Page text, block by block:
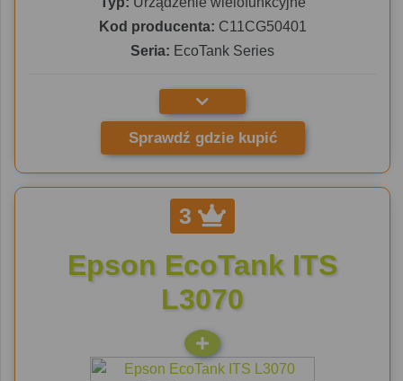
Kod producenta: C11CG50401
Seria: EcoTank Series
Sprawdź gdzie kupić
3
Epson EcoTank ITS
L3070